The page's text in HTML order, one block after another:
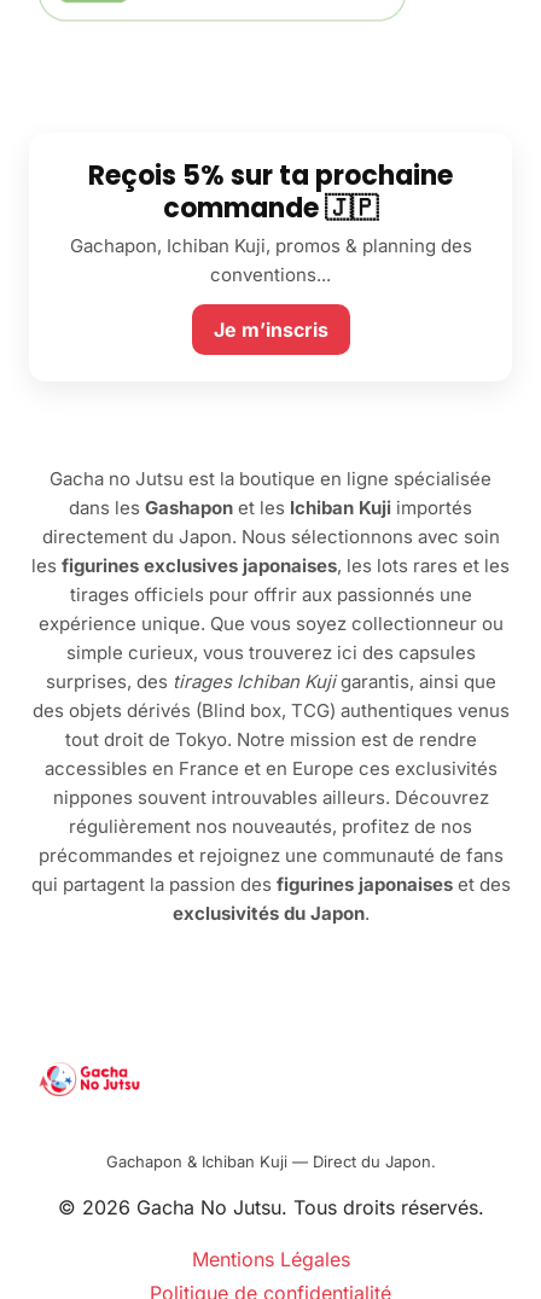
Reçois 5% sur ta prochaine
commande 🇯🇵
Gachapon, Ichiban Kuji, promos & planning des
conventions...
Je m’inscris
Gacha no Jutsu est la boutique en ligne spécialisée
dans les Gashapon et les Ichiban Kuji importés
directement du Japon. Nous sélectionnons avec soin
les figurines exclusives japonaises, les lots rares et les
tirages officiels pour offrir aux passionnés une
expérience unique. Que vous soyez collectionneur ou
simple curieux, vous trouverez ici des capsules
surprises, des tirages Ichiban Kujigarantis, ainsi que
des objets dérivés (Blind box, TCG) authentiques venus
tout droit de Tokyo. Notre mission est de rendre
accessibles en France et en Europe ces exclusivités
nippones souvent introuvables ailleurs. Découvrez
régulièrement nos nouveautés, profitez de nos
précommandes et rejoignez une communauté de fans
qui partagent la passion des figurines japonaiseset des
exclusivités du Japon.
Gachapon & Ichiban Kuji — Direct du Japon.
© 2026 Gacha No Jutsu. Tous droits réservés.
Mentions Légales
Politique de confidentialité